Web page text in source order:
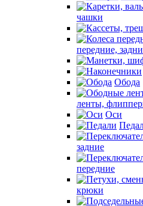
чашки
передние,
Обода
ленты,
Оси
задние
передние
крюки